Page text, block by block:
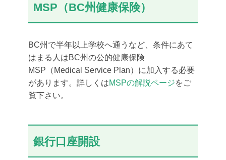
MSP（BC州健康保険）
BC州で半年以上学校へ通うなど、条件にあて
はまる人はBC州の公的健康保険
MSP（Medical Service Plan）に加入する必要
があります。詳しくはMSPの解説ページをご
覧下さい。
銀行口座開設